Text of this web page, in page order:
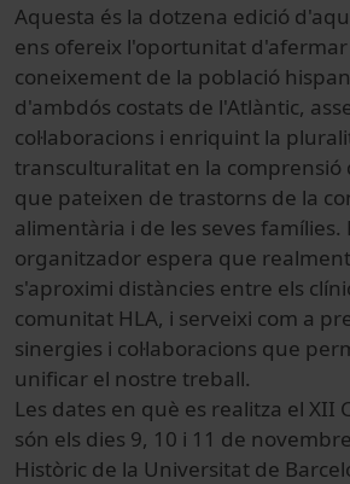
Aquesta és la dotzena edició
ens ofereix l'oportunitat d'afermar
coneixement de la població
d'ambdós costats de l'Atlàntic,
col·laboracions i enriquint la
transculturalitat en la comprensió
que pateixen de trastorns de la
alimentària i de les seves famílies.
organitzador espera que realment
s'aproximi distàncies entre els
comunitat HLA, i serveixi com a
sinergies i col·laboracions que
unificar el nostre treball.
Les dates en què es realitza el XII
són els dies 9, 10 i 11 de novembre
Històric de la Universitat de